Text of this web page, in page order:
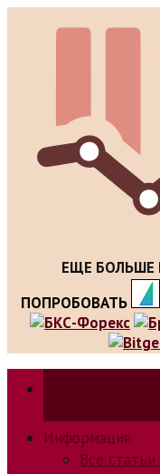
ЕЩЕ БОЛЬШЕ
ПОПРОБОВАТЬ
Информация
Все статьи